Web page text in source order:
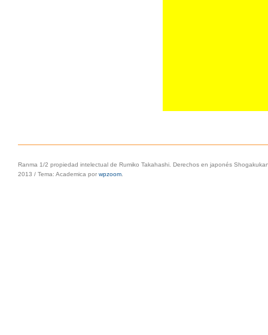
Ranma 1/2 propiedad intelectual de Rumiko Takahashi. Derechos en japonés
2013 / Tema: Academica por wpzoom